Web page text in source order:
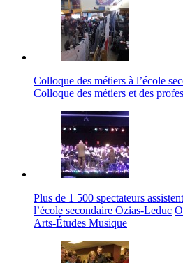
Colloque des métiers à l’école
Colloque des métiers et des
Plus de 1 500 spectateurs
l’école secondaire Ozias-Leduc
Arts-Études Musique